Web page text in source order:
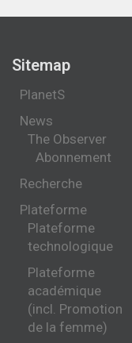
Sitemap
PlanetS
News
The Observer
Abonnement
Recherche
Plateforme
Plateforme
technologique
Plateforme
académique
(incl. Promotion
de la femme)